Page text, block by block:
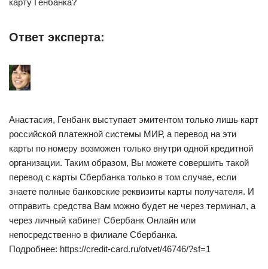
карту Генбанка?
Ответ эксперта:
Анастасия, Генбанк выступает эмитентом только лишь карт
российской платежной системы МИР, а перевод на эти
карты по номеру возможен только внутри одной кредитной
организации. Таким образом, Вы можете совершить такой
перевод с карты Сбербанка только в том случае, если
знаете полные банковские реквизиты карты получателя. И
отправить средства Вам можно будет не через терминал, а
через личный кабинет Сбербанк Онлайн или
непосредственно в филиале Сбербанка.
Подробнее: https://credit-card.ru/otvet/46746/?sf=1